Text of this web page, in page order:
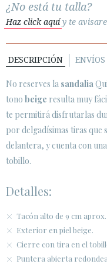
· POLÍTICA DE PRIVACIDAD
· TÉRMINOS Y
 
SECURE WEB SSL CERTIFICATE
¿No está tu talla?
Haz click aquíy te
DESCRIPCIÓN
No reserves la sandalia
tono beige resulta muy
te permitirá disfrutarlas
por delgadísimas tiras que
delantera, y cuenta con
tobillo.
Detalles:
Tacón alto de 9 cm aprox.
Exterior en piel beige.
Cierre con tira en el
Puntera abierta